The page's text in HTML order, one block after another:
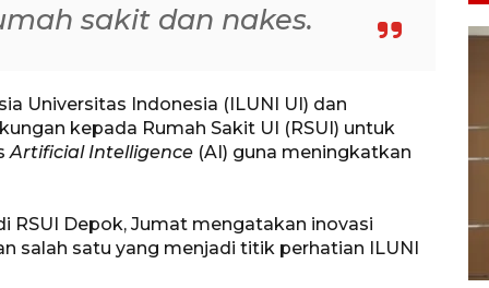
sakit dan nakes.
Universitas Indonesia (ILUNI UI) dan
kepada Rumah Sakit UI (RSUI) untuk
Artificial Intelligence (AI) guna meningkatkan
RSUI Depok, Jumat mengatakan inovasi
salah satu yang menjadi titik perhatian ILUNI